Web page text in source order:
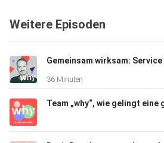
wird
All diesen Fragen widmen wir uns in
why!
Weitere Episoden
36 Minuten